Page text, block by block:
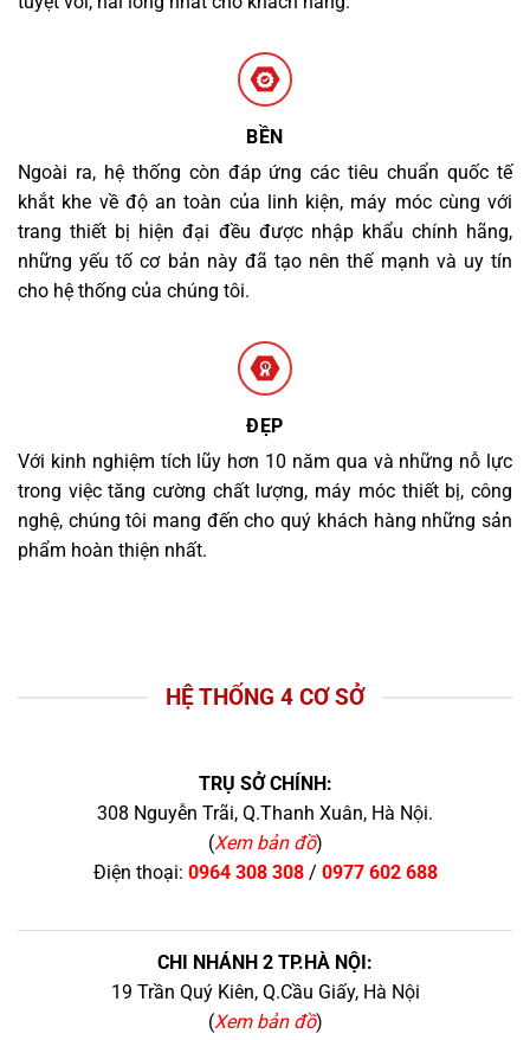
BỀN
Ngoài ra, hệ thống còn đáp ứng các tiêu chuẩn quốc tế
khắt khe về độ an toàn của linh kiện, máy móc cùng với
trang thiết bị hiện đại đều được nhập khẩu chính hãng,
những yếu tố cơ bản này đã tạo nên thế mạnh và uy tín
cho hệ thống của chúng tôi.
ĐẸP
Với kinh nghiệm tích lũy hơn 10 năm qua và những nỗ lực
trong việc tăng cường chất lượng, máy móc thiết bị, công
nghệ, chúng tôi mang đến cho quý khách hàng những sản
phẩm hoàn thiện nhất.
HỆ THỐNG 4 CƠ SỞ
TRỤ SỞ CHÍNH:
308 Nguyễn Trãi, Q.Thanh Xuân, Hà Nội.
(Xem bản đồ)
Điện thoại: 0964 308 308/ 0977 602 688
CHI NHÁNH 2 TP.HÀ NỘI:
19 Trần Quý Kiên, Q.Cầu Giấy, Hà Nội
(Xem bản đồ)